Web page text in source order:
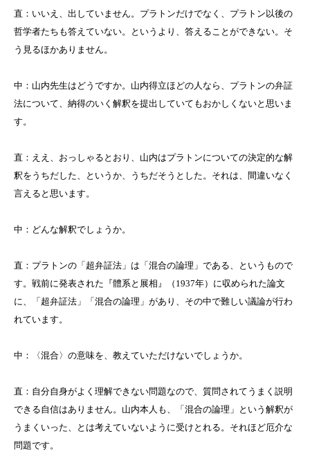
直：いいえ、出していません。プラトンだけでなく、プラトン以後の
哲学者たちも答えていない。というより、答えることができない。そ
う見るほかありません。
中：山内先生はどうですか。山内得立ほどの人なら、プラトンの弁証
法について、納得のいく解釈を提出していてもおかしくないと思いま
す。
直：ええ、おっしゃるとおり、山内はプラトンについての決定的な解
釈をうちだした、というか、うちだそうとした。それは、間違いなく
言えると思います。
中：どんな解釈でしょうか。
直：プラトンの「超弁証法」は「混合の論理」である、というもので
す。戦前に発表された『體系と展相』（ 1937年）に収められた論文
に、「超弁証法」「混合の論理」があり、その中で難しい議論が行わ
れています。
中：〈混合〉の意味を、教えていただけないでしょうか。
直：自分自身がよく理解できない問題なので、質問されてうまく説明
できる自信はありません。山内本人も、「混合の論理」という解釈が
うまくいった、とは考えていないように受けとれる。それほど厄介な
問題です。